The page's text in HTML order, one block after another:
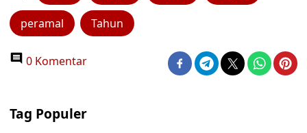
peramal Tahun
0 Komentar
Tag Populer